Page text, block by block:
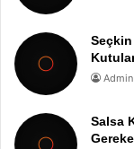
Admin
Salsa